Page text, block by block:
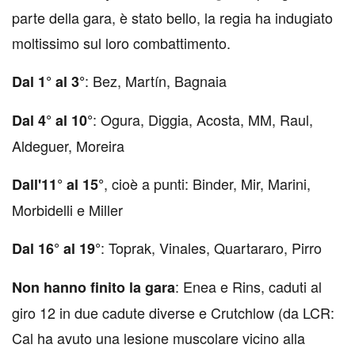
parte della gara, è stato bello, la regia ha indugiato
moltissimo sul loro combattimento.
Dal 1° al 3°: Bez, Martín, Bagnaia
Dal 4° al 10°: Ogura, Diggia, Acosta, MM, Raul,
Aldeguer, Moreira
Dall'11° al 15°, cioè a punti: Binder, Mir, Marini,
Morbidelli e Miller
Dal 16° al 19°: Toprak, Vinales, Quartararo, Pirro
Non hanno finito la gara: Enea e Rins, caduti al
giro 12 in due cadute diverse e Crutchlow (da LCR:
Cal ha avuto una lesione muscolare vicino alla